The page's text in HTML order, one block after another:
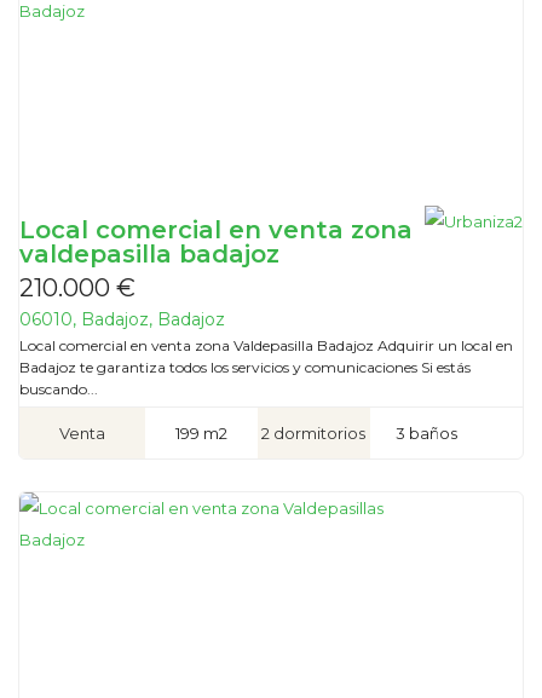
Local comercial en venta zona
valdepasilla badajoz
210.000 €
06010, Badajoz, Badajoz
Local comercial en venta zona Valdepasilla Badajoz Adquirir un local en
Badajoz te garantiza todos los servicios y comunicaciones Si estás
buscando...
Venta 199 m2 2 dormitorios 3 baños